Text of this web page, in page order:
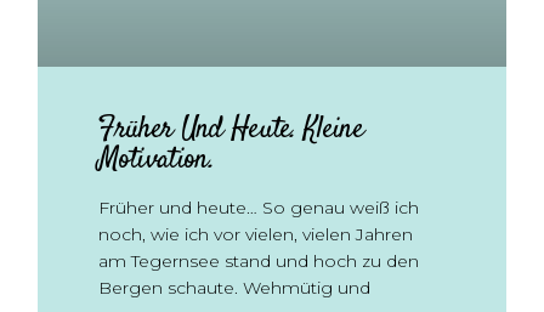
Früher Und Heute. Kleine
Motivation.
Früher und heute… So genau weiß ich
noch, wie ich vor vielen, vielen Jahren
am Tegernsee stand und hoch zu den
Bergen schaute. Wehmütig und